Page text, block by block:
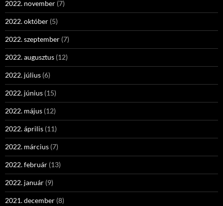
2022. november (7)
2022. október (5)
2022. szeptember (7)
2022. augusztus (12)
2022. július (6)
2022. június (15)
2022. május (12)
2022. április (11)
2022. március (7)
2022. február (13)
2022. január (9)
2021. december (8)